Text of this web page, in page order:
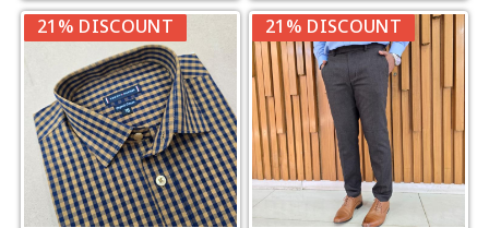
21% DISCOUNT 21% DISCOUNT